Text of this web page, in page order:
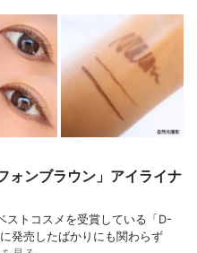
ォンブラウン」アイライナ
ストコスメを受賞している「D-
発売したばかりにも関わらず